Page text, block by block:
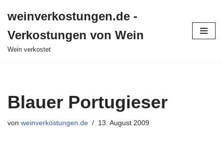
Inhalt
springen
weinverkostungen.de -
Verkostungen von Wein
Wein verkostet
Blauer Portugieser
von weinverkostungen.de 13. August 2009